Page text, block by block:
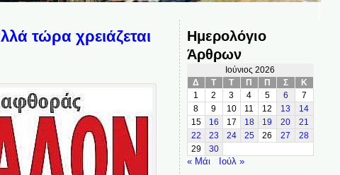
τώρα χρειάζεται
Ημερολόγιο
Άρθρων
Ιούνιος 2026
Δ
Τ Τ Π Π Σ
Κ
1
2 3 4 5 6
7
8
9 10 11 12 13
14
15
16 17 18 19 20
21
22
23 24 25 26 27
28
29
30
« Μάι Ιούλ »